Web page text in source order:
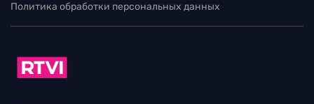
Политика обработки персональных данных